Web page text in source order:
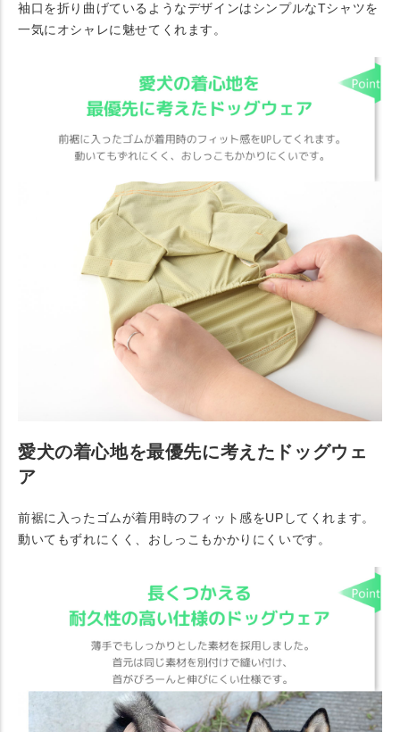
袖口を折り曲げているようなデザインはシンプルなTシャツを
一気にオシャレに魅せてくれます。
愛犬の着心地を最優先に考えたドッグウェ
ア
前裾に入ったゴムが着用時のフィット感をUPしてくれます。
動いてもずれにくく、おしっこもかかりにくいです。